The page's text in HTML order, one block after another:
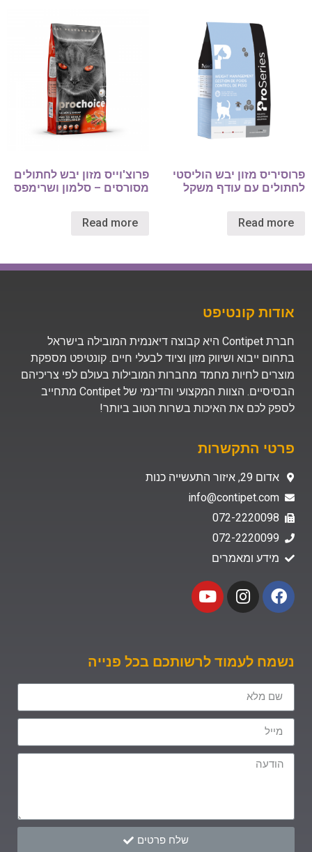
פרוסיריס מזון יבש הוליסטי
לחתולים עם עודף משקל
Read more
פרוצ'וייס מזון יבש לחתולים
מסורסים – סלמון ושרימפס
Read more
אודות קונטיפט
חברת Contipet היא קבוצה דיאנמית המובילה בישראל
בתחום ייבוא ושיווק מזון וציוד לבעלי חיים. קונטיפט מספקת
מוצרים לחיות מחמד מחברות המובילות בעולם לפי צריכיהם
הבסיסיים. הצוות המקצועי והדינמי של Contipet מתחייב
לספק לכם את האיכות בשרות הטוב ביותר!
פרטי התקשרות
אדום 29, איזור התעשייה כנות
info@contipet.com
072-2220098
072-2220099
מידע ומאמרים
נשמח לעמוד לרשותכם בכל פנייה
שלח פרטים